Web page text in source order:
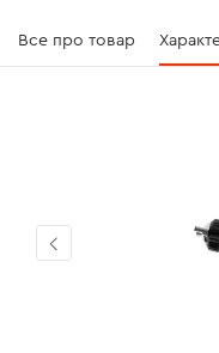
Все про товар